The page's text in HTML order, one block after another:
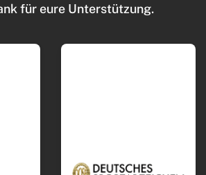
für eure Unterstützung.